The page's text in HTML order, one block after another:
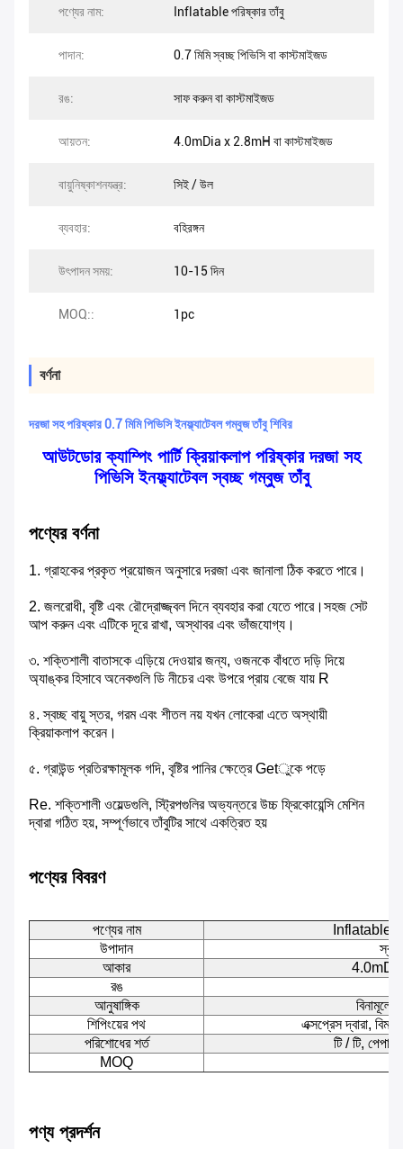
পণ্যের নাম: Inflatable পরিষ্কার তাঁবু
পাদান: 0.7 মিমি স্বচ্ছ পিভিসি বা কাস্টমাইজড
রঙ: সাফ করুন বা কাস্টমাইজড
আয়তন: 4.0mDia x 2.8mH বা কাস্টমাইজড
বায়ুনিষ্কাশনযন্ত্র: সিই / উল
ব্যবহার: বহিরঙ্গন
উৎপাদন সময়: 10-15 দিন
MOQ:: 1pc
বর্ণনা
দরজা সহ পরিষ্কার 0.7 মিমি পিভিসি ইনফ্ল্যাটেবল গম্বুজ তাঁবু শিবির
আউটডোর ক্যাম্পিং পার্টি ক্রিয়াকলাপ পরিষ্কার দরজা সহ
পিভিসি ইনফ্ল্যাটেবল স্বচ্ছ গম্বুজ তাঁবু
পণ্যের বর্ণনা
1. গ্রাহকের প্রকৃত প্রয়োজন অনুসারে দরজা এবং জানালা ঠিক করতে পারে।
2. জলরোধী, বৃষ্টি এবং রৌদ্রোজ্জ্বল দিনে ব্যবহার করা যেতে পারে।সহজ সেট
আপ করুন এবং এটিকে দূরে রাখা, অস্থাবর এবং ভাঁজযোগ্য।
৩. শক্তিশালী বাতাসকে এড়িয়ে দেওয়ার জন্য, ওজনকে বাঁধতে দড়ি দিয়ে
অ্যাঙ্কর হিসাবে অনেকগুলি ডি নীচের এবং উপরে প্রায় বেজে যায় R
৪. স্বচ্ছ বায়ু স্তর, গরম এবং শীতল নয় যখন লোকেরা এতে অস্থায়ী
ক্রিয়াকলাপ করেন।
৫. গ্রাউন্ড প্রতিরক্ষামূলক গদি, বৃষ্টির পানির ক্ষেত্রে Getুকে পড়ে
Re. শক্তিশালী ওয়েল্ডগুলি, স্ট্রিপগুলির অভ্যন্তরে উচ্চ ফ্রিকোয়েন্সি মেশিন
দ্বারা গঠিত হয়, সম্পূর্ণভাবে তাঁবুটির সাথে একত্রিত হয়
পণ্যের বিবরণ
পণ্যের নাম
Inflatable
উপাদান
আকার
রঙ
আনুষাঙ্গিক
শিপিংয়ের পথ
এক্সপ্রেস দ্বারা,
পরিশোধের শর্ত
টি / টি,
MOQ
পণ্য প্রদর্শন